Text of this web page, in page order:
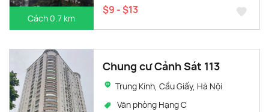
Cách 0.7 km
$9 - $13
Chung cư Cảnh Sát 113
Trung Kính, Cầu Giấy, Hà Nội
Văn phòng Hạng C